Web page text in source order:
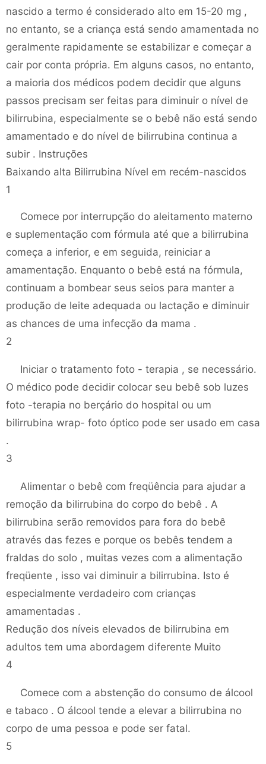
nascido a termo é considerado alto em 15-20 mg ,
no entanto, se a criança está sendo amamentada no
geralmente rapidamente se estabilizar e começar a
cair por conta própria. Em alguns casos, no entanto,
a maioria dos médicos podem decidir que alguns
passos precisam ser feitas para diminuir o nível de
bilirrubina, especialmente se o bebê não está sendo
amamentado e do nível de bilirrubina continua a
subir . Instruções
Baixando alta Bilirrubina Nível em recém-nascidos
1
Comece por interrupção do aleitamento materno
e suplementação com fórmula até que a bilirrubina
começa a inferior, e em seguida, reiniciar a
amamentação. Enquanto o bebê está na fórmula,
continuam a bombear seus seios para manter a
produção de leite adequada ou lactação e diminuir
as chances de uma infecção da mama .
2
Iniciar o tratamento foto - terapia , se necessário.
O médico pode decidir colocar seu bebê sob luzes
foto -terapia no berçário do hospital ou um
bilirrubina wrap- foto óptico pode ser usado em casa
.
3
Alimentar o bebê com freqüência para ajudar a
remoção da bilirrubina do corpo do bebê . A
bilirrubina serão removidos para fora do bebê
através das fezes e porque os bebês tendem a
fraldas do solo , muitas vezes com a alimentação
freqüente , isso vai diminuir a bilirrubina. Isto é
especialmente verdadeiro com crianças
amamentadas .
Redução dos níveis elevados de bilirrubina em
adultos tem uma abordagem diferente Muito
4
Comece com a abstenção do consumo de álcool
e tabaco . O álcool tende a elevar a bilirrubina no
corpo de uma pessoa e pode ser fatal.
5